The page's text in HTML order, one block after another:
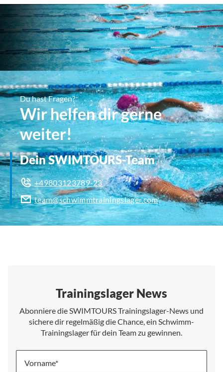
Du hast Fragen?
Wir helfen dir gerne
weiter!
Dein SWIMTOURS-Team
+49803123789-23
team@schwimmtrainingslager.com
Trainingslager News
Abonniere die SWIMTOURS Trainingslager-News und
sichere dir regelmäßig die Chance, ein Schwimm-
Trainingslager für dein Team zu gewinnen.
Vorname